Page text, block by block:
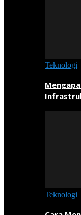
Teknologi
Teknologi